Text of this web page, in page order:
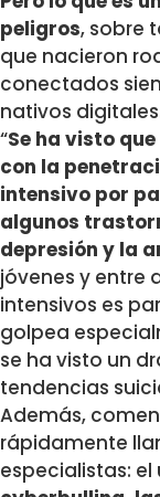
peligros, sobre
que nacieron
conectados
nativos
“Se ha visto
con la
intensivo por
algunos
depresión y la
jóvenes y entre
intensivos es
golpea
se ha visto un
tendencias
Además,
rápidamente
especialistas: el